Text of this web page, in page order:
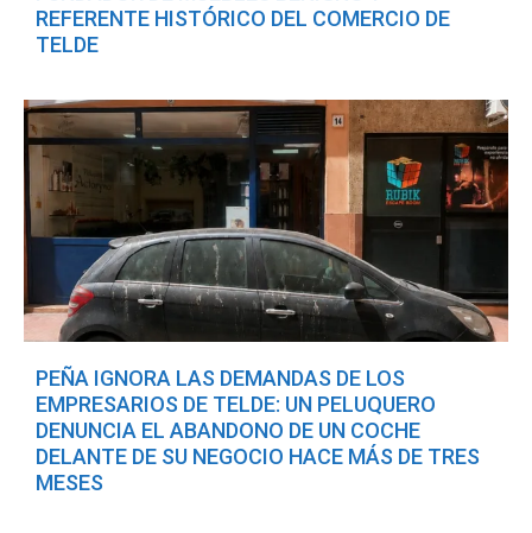
REFERENTE HISTÓRICO DEL COMERCIO DE
TELDE
PEÑA IGNORA LAS DEMANDAS DE LOS
EMPRESARIOS DE TELDE: UN PELUQUERO
DENUNCIA EL ABANDONO DE UN COCHE
DELANTE DE SU NEGOCIO HACE MÁS DE TRES
MESES